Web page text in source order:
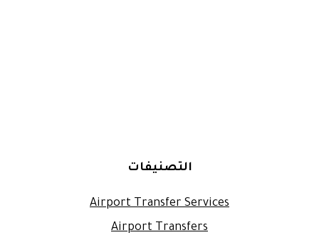
التصنيفات
Airport Transfer Services
Airport Transfers